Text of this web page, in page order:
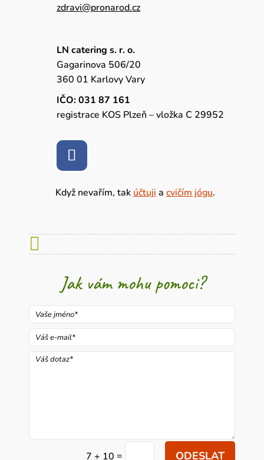
zdravi@pronarod.cz
LN catering s. r. o.
Gagarinova 506/20
360 01 Karlovy Vary
IČO: 031 87 161
registrace KOS Plzeň – vložka C 29952
Když nevařím, tak účtuji a cvičím jógu.

Jak vám mohu pomoci?
7 + 10 = ODESLAT